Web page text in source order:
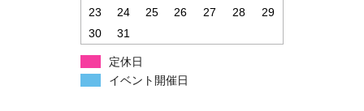
23
24 25 26 27 28
29
30
31
定休日
イベント開催日